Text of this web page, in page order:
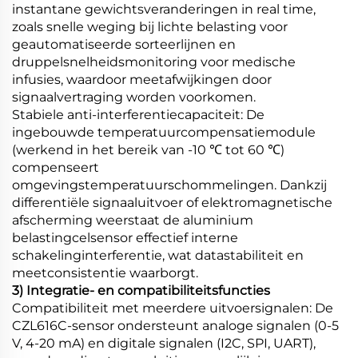
instantane gewichtsveranderingen in real time,
zoals snelle weging bij lichte belasting voor
geautomatiseerde sorteerlijnen en
druppelsnelheidsmonitoring voor medische
infusies, waardoor meetafwijkingen door
signaalvertraging worden voorkomen.
Stabiele anti-interferentiecapaciteit: De
ingebouwde temperatuurcompensatiemodule
(werkend in het bereik van -10 ℃ tot 60 ℃)
compenseert
omgevingstemperatuurschommelingen. Dankzij
differentiële signaaluitvoer of elektromagnetische
afscherming weerstaat de aluminium
belastingcelsensor effectief interne
schakelinginterferentie, wat datastabiliteit en
meetconsistentie waarborgt.
3) Integratie- en compatibiliteitsfuncties
Compatibiliteit met meerdere uitvoersignalen: De
CZL616C-sensor ondersteunt analoge signalen (0-5
V, 4-20 mA) en digitale signalen (I2C, SPI, UART),